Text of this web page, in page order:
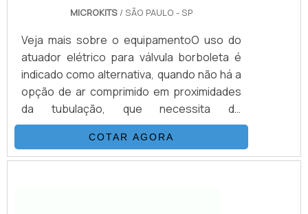
MICROKITS / SÃO PAULO - SP
Veja mais sobre o equipamentoO uso do
atuador elétrico para válvula borboleta é
indicado como alternativa, quando não há a
opção de ar comprimido em proximidades
da tubulação, que necessita de
automação.Entende-se que conjuntos com
atuadores pneumáticos apresentam mais
resistências e custo-benefício mais viável.
COTAR AGORA